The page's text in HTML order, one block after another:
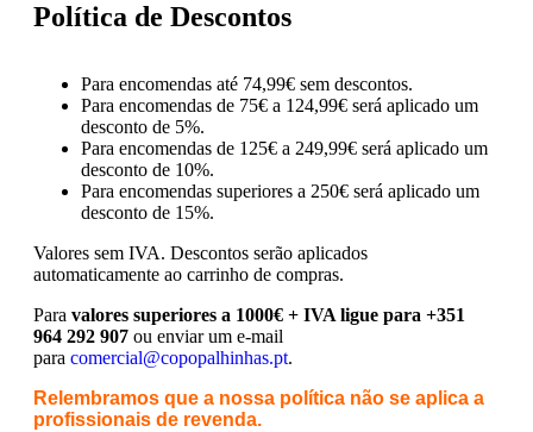
Política de Descontos
Para encomendas até 74,99€ sem descontos.
Para encomendas de 75€ a 124,99€ será aplicado um
desconto de 5%.
Para encomendas de 125€ a 249,99€ será aplicado um
desconto de 10%.
Para encomendas superiores a 250€ será aplicado um
desconto de 15%.
Valores sem IVA. Descontos serão aplicados
automaticamente ao carrinho de compras.
Para valores superiores a 1000€ + IVA ligue para +351
964 292 907 ou enviar um e-mail
para comercial@copopalhinhas.pt.
Relembramos que a nossa política não se aplica a
profissionais de revenda.